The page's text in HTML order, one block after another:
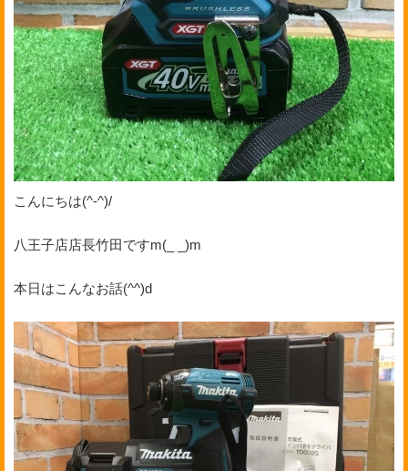
こんにちは(^-^)/
八王子店店長竹田ですm(_ _)m
本日はこんなお話(^^)d